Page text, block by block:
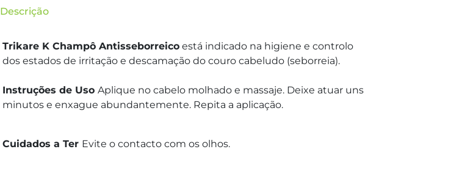
Descrição
Trikare K Champô Antisseborreico está indicado na higiene e controlo
dos estados de irritação e descamação do couro cabeludo (seborreia).
Instruções de Uso Aplique no cabelo molhado e massaje. Deixe atuar uns
minutos e enxague abundantemente. Repita a aplicação.
Cuidados a Ter Evite o contacto com os olhos.